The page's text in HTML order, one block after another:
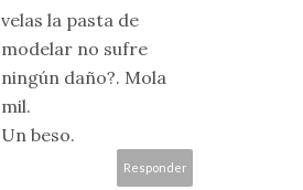
velas la pasta de
modelar no sufre
ningún daño?. Mola
mil.
Un beso.
Responder